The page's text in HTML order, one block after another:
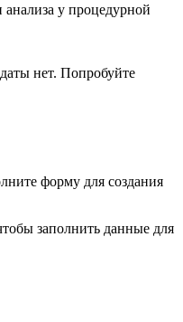
анализа у процедурной
нет. Попробуйте
форму для создания
заполнить данные для